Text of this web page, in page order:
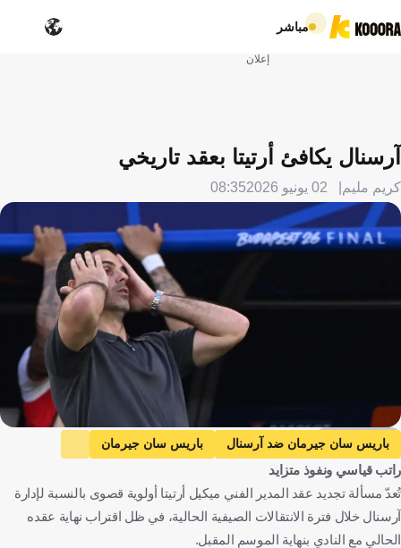
مباشر
إعلان
آرسنال يكافئ أرتيتا بعقد تاريخي
كريم مليم 02 يونيو 2026 08:35
Getty Images
باريس سان جيرمان ضد آرسنال
باريس سان جيرمان
آرسنال
دوري أبطال أوروبا
كريستال بالاس
الدوري الإنجليزي الممتاز
ميكيل آرتيتا
هنغاريا إسبانيا
راتب قياسي ونفوذ متزايد
تُعدّ مسألة تجديد عقد المدير الفني ميكيل أرتيتا أولوية قصوى بالنسبة لإدارة
آرسنال خلال فترة الانتقالات الصيفية الحالية، في ظل اقتراب نهاية عقده
الحالي مع النادي بنهاية الموسم المقبل.